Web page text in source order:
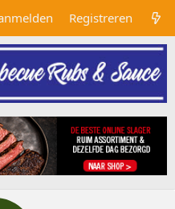
Registreren